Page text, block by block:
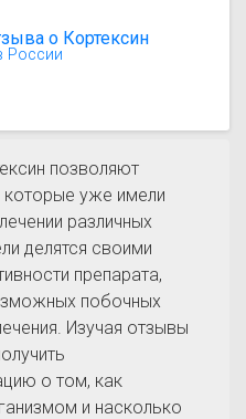
о Кортексин
России
позволяют
которые уже имели
различных
делятся своими
препарата,
побочных
Изучая отзывы
о том, как
и насколько